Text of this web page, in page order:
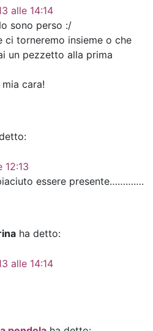
alle 14:14
sono perso :/
ci torneremo insieme o che
un pezzetto alla prima
cara!
12:13
essere presente………….
ha detto:
alle 14:14